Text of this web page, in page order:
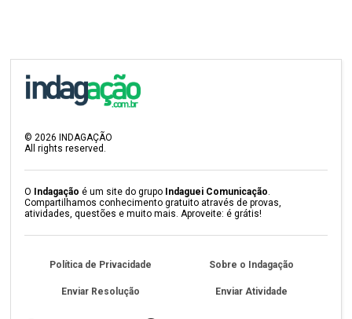
©2026 INDAGAÇÃO
All rights reserved.
O Indagação é um site do grupo Indaguei Comunicação.
Compartilhamos conhecimento gratuito através de provas,
atividades, questões e muito mais. Aproveite: é grátis!
Política de Privacidade Sobre o Indagação
Enviar Resolução Enviar Atividade